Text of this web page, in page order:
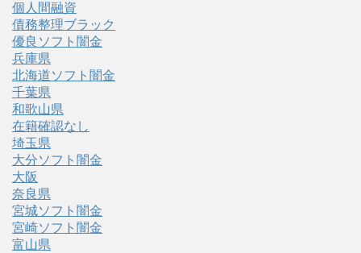
個人間融資
債務整理ブラック
優良ソフト闇金
兵庫県
北海道ソフト闇金
千葉県
和歌山県
在籍確認なし
埼玉県
大分ソフト闇金
大阪
奈良県
宮城ソフト闇金
宮崎ソフト闇金
富山県